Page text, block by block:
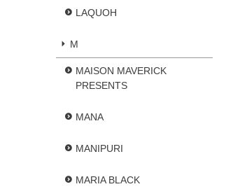
LAQUOH
M
MAISON MAVERICK
PRESENTS
MANA
MANIPURI
MARIA BLACK